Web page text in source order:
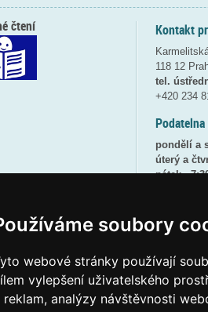
soubory
webové stránky používají
vylepšení uživatelského
reklam, analýzy návštěvnosti
Kontakt
118 12
tel.
+420 234
pondělí a
úterý a
pátek -
(více
ID datové
čtení